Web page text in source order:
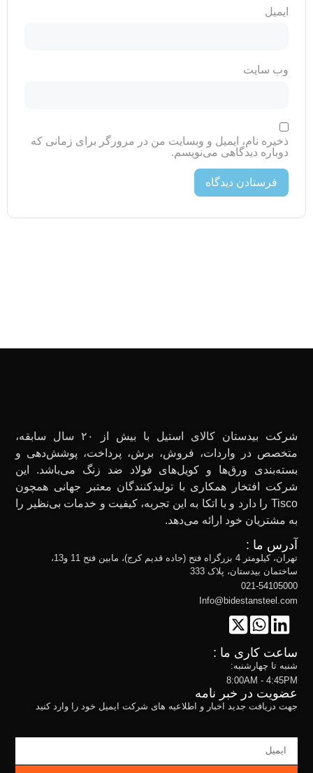
ایمیل
وب‌ سایت
ذخیره نام، ایمیل و وبسایت من در مرورگر برای زمانی که
دوباره دیدگاهی می‌نویسم.
شرکت بیدستان کالای استیل با بیش از ۲۰ سال سابقه،
متخصص در واردات، فروش، برش، پرداخت، پوشش‌دهی و
بسته‌بندی ورق‌ها و کویل‌های فولاد ضد زنگ می‌باشد. این
شرکت افتخار همکاری با تولیدکنندگان معتبر جهانی همچون
Tisco را دارد و با اتکا به این تجربه، کیفیت و خدمات بی‌نظیر را
به مشتریان خود ارائه می‌دهد.
آدرس ما :
تهران، کیلومتر 4 بزرگراه فتح (جاده قدیم کرج)، مابین فتح 11 و13،
ساختمان بیدستان، پلاک 333
021-54105000
Info@bidestansteel.com
ساعت کاری ما :
شنبه تا چهارشنبه:
8:00AM - 4:45PM
عضویت در خبر نامه
جهت دریافت جدید اخبار و اطلاعیه های شرکت ایمیل خود را وارد کنید